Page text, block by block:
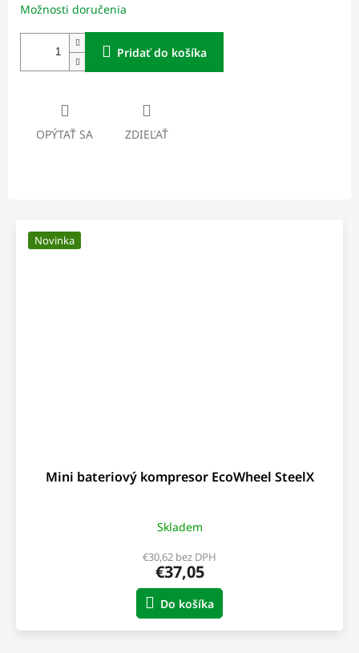
Možnosti doručenia
Pridať do košíka
OPÝTAŤ SA ZDIEĽAŤ
Novinka
Mini bateriový kompresor EcoWheel SteelX
Skladem
€30,62 bez DPH
€37,05
Do košíka